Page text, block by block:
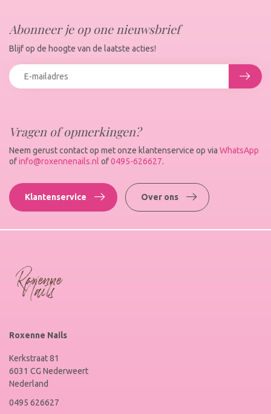
Vragen of opmerkingen?
Neem gerust contact op met onze klantenservice op via WhatsApp
ofinfo@roxennenails.nl of0495-626627.
Klantenservice Over ons
Abonneer je op one nieuwsbrief
Blijf op de hoogte van de laatste acties!
Roxenne Nails
Kerkstraat 81
6031 CG Nederweert
Nederland
0495 626627